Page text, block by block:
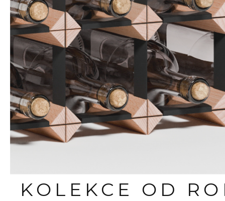
KOLEKCE OD